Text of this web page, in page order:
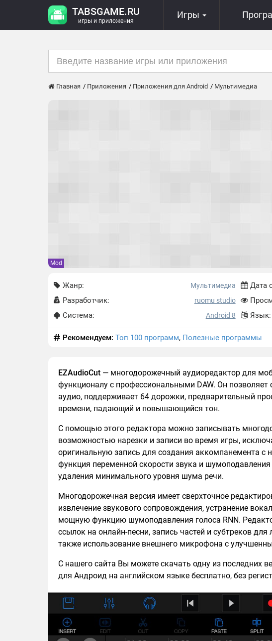
TABSGAME.RU
игры и приложения
Игры
Главная Приложения Приложения для Android Мультимедиа
Mod
Жанр: Мультимедиа
Разработчик: ruomu studio
Система: Android 8
Дата
Язык:
Рекомендуем: Топ 100 программ, Полезные программы
EZAudioCut — многодорожечный аудиоредактор для
функционалу с профессиональными DAW. Он
аудио, поддерживает 64 дорожки, предварительный
времени, падающий и повышающийся тон.
С помощью этого редактора можно записывать
возможностью нарезки и записи во время игры,
оригинальную запись для создания аккомпанемента с
функция переменной скорости звука и
удаления минимального уровня шума речи.
Многодорожечная версия имеет сверхточное
извлечение звукового сопровождения, устранение
мощную функцию шумоподавления голоса RNN.
ссылок на онлайн-песни, запись частей и субтреков
также использование внешнего микрофона с
С нашего сайта Вы можете скачать одну из последних
для Андроид на английском языке бесплатно, без